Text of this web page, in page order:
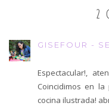
2
GISEFOUR -
Espectacular!,
Coincidimos en
cocina ilustrada!